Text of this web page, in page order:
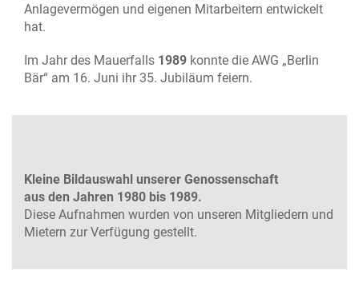
Anlagevermögen und eigenen Mitarbeitern entwickelt
hat.
Im Jahr des Mauerfalls 1989 konnte die AWG „Berlin
Bär“ am 16. Juni ihr 35. Jubiläum feiern.
Kleine Bildauswahl unserer Genossenschaft
aus den Jahren 1980 bis 1989.
Diese Aufnahmen wurden von unseren Mitgliedern und
Mietern zur Verfügung gestellt.